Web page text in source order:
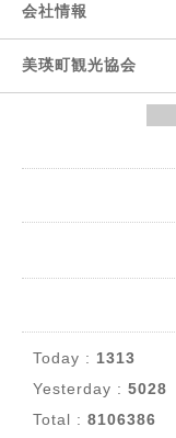
会社情報
美瑛町観光協会
Today : 1313
Yesterday : 5028
Total : 8106386